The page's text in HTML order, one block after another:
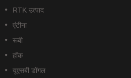
RTK उत्पाद
एंटीना
रूबी
हॉक
यूएसबी डोंगल